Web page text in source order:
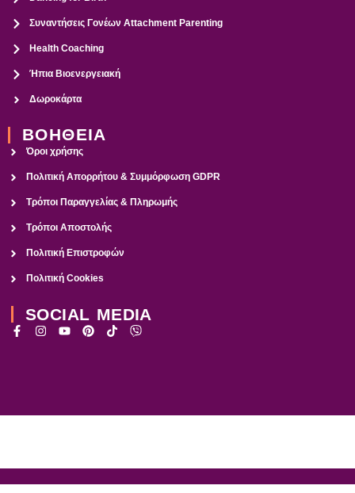
Συναντήσεις Γονέων Attachment Parenting
Health Coaching
Ήπια Βιοενεργειακή
Δωροκάρτα
ΒΟΗΘΕΙΑ
Όροι χρήσης
Πολιτική Απορρήτου & Συμμόρφωση GDPR
Τρόποι Παραγγελίας & Πληρωμής
Τρόποι Αποστολής
Πολιτική Επιστροφών
Πολιτική Cookies
SOCIAL MEDIA